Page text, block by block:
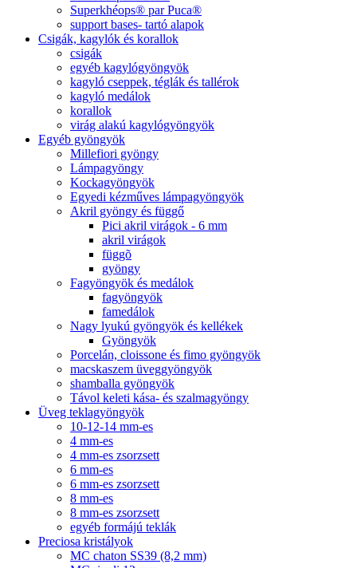
Superkhéops® par Puca®
support bases- tartó alapok
Csigák, kagylók és korallok
csigák
egyéb kagylógyöngyök
kagyló cseppek, téglák és tallérok
kagyló medálok
korallok
virág alakú kagylógyöngyök
Egyéb gyöngyök
Millefiori gyöngy
Lámpagyöngy
Kockagyöngyök
Egyedi kézműves lámpagyöngyök
Akril gyöngy és függő
Pici akril virágok - 6 mm
akril virágok
függõ
gyöngy
Fagyöngyök és medálok
fagyöngyök
famedálok
Nagy lyukú gyöngyök és kellékek
Gyöngyök
Porcelán, cloissone és fimo gyöngyök
macskaszem üveggyöngyök
shamballa gyöngyök
Távol keleti kása- és szalmagyöngy
Üveg teklagyöngyök
10-12-14 mm-es
4 mm-es
4 mm-es zsorzsett
6 mm-es
6 mm-es zsorzsett
8 mm-es
8 mm-es zsorzsett
egyéb formájú teklák
Preciosa kristályok
MC chaton SS39 (8,2 mm)